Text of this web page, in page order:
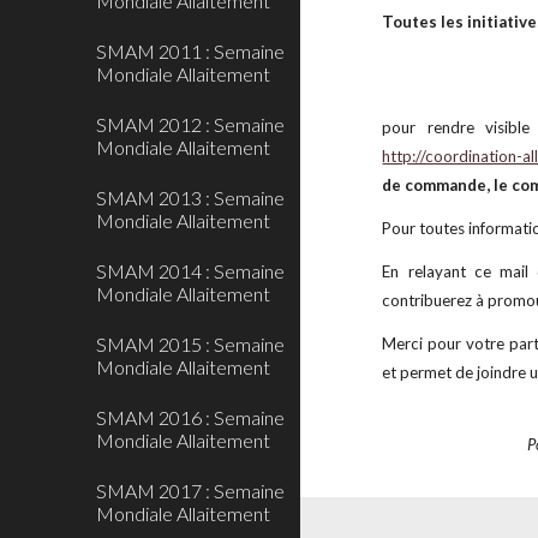
SMAM 2011 : Semaine
Mondiale Allaitement
SMAM 2012 : Semaine
Mondiale Allaitement
SMAM 2013 : Semaine
Mondiale Allaitement
SMAM 2014 : Semaine
Mondiale Allaitement
SMAM 2015 : Semaine
Mondiale Allaitement
SMAM 2016 : Semaine
Mondiale Allaitement
SMAM 2017 : Semaine
Mondiale Allaitement
Toutes les
pour rendre
http://coordination-
de commande, le
Pour toutes
En relayant ce mail
contribuerez à
Merci pour votre
et permet de joindre